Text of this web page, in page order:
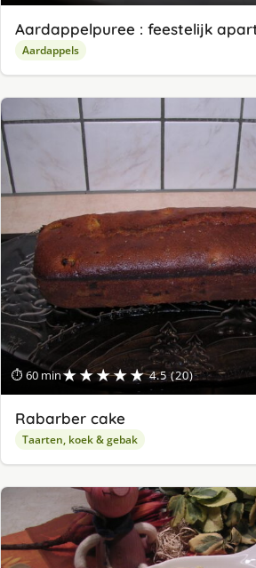
Aardappelpuree : feestelijk
Aardappels
⏱ 60 min★★★★★ 4.5 (20)
Rabarber cake
Taarten, koek & gebak